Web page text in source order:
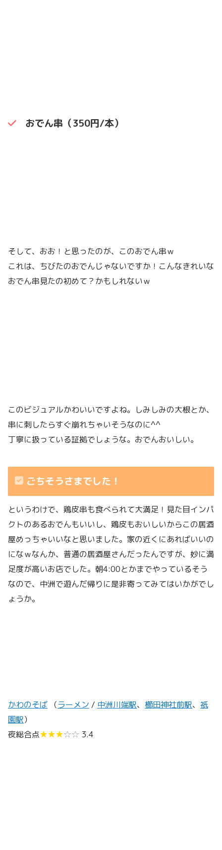
おでん串（350円/本）
そして、おお！と思ったのが、このおでん串ｗ
これは、ちびたのおでんじゃないですか！こんなきれいな
おでん串見たの初めて？かもしれないｗ
このビジュアルかわいいですよね。しみしみの大根とか、
串に刺したらすぐ崩れちゃいそうなのに^^
丁寧に扱っている証拠でしょうな。おでんおいしい。
ごちそうさまでした！
というわけで、鶏皮串も食べられて大満足！見た目インパ
クトのあるおでんもいいし、鶏皮もおいしいからこの居酒
屋めっちゃいいなと思いました。家の近くにあればいいの
になｗなんか、普通の居酒屋さんだったんですが、妙に満
足度が高いお店でした。朝4:00とかまでやっているそう
なので、中洲で遊んだ帰りに是非寄ってみてはいかがでし
ょうか。
かわのそば （ラーメン / 中洲川端駅、 櫛田神社前駅、 祇
園駅）
夜総合点★★★☆☆ 3.4